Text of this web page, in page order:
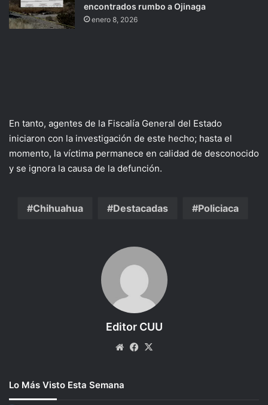
encontrados rumbo a Ojinaga
enero 8, 2026
En tanto, agentes de la Fiscalía General del Estado
iniciaron con la investigación de este hecho; hasta el
momento, la víctima permanece en calidad de desconocido
y se ignora la causa de la defunción.
Chihuahua Destacadas Policiaca
Editor CUU
WebsiteFacebook
Lo Más Visto Esta Semana